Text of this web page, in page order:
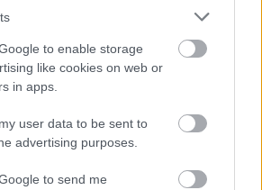
to enable storage
like cookies on web or
in apps.
user data to be sent to
advertising purposes.
to send me